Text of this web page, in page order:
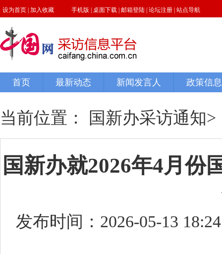
当前位置： 国新办采访通知>
国新办就2026年4月份
发布时间：2026-05-13